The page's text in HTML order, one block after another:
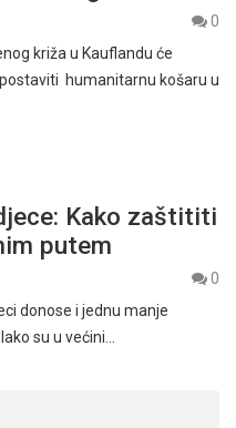
0
križa u Kauflandu će
humanitarnu košaru u
Kako zaštititi
putem
0
donose i jednu manje
su u većini…